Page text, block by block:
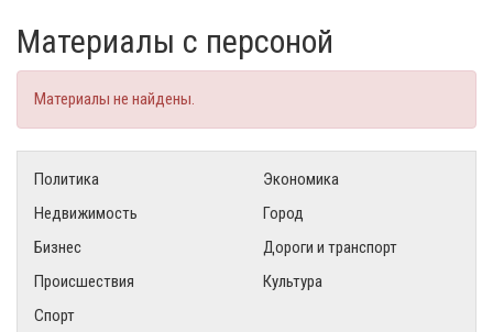
Материалы с персоной
Материалы не найдены.
Политика
Экономика
Недвижимость
Город
Бизнес
Дороги и транспорт
Происшествия
Культура
Спорт